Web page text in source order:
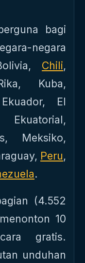
bagi
negara
Chili,
Kuba,
El
Meksiko,
Peru,
.
(4.552
10
gratis.
unduhan